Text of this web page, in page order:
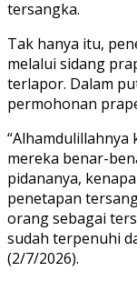
tersangka.
Tak hanya itu,
melalui sidang
terlapor. Dalam
permohonan
“Alhamdulillahnya
mereka benar-
pidananya,
penetapan
orang sebagai
sudah terpenuhi
(2/7/2026).